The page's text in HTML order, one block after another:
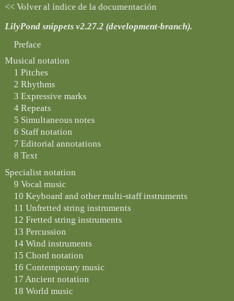
<< Volver al índice de la documentación
LilyPond snippets v2.27.2 (development-branch).
Preface
Musical notation
1 Pitches
2 Rhythms
3 Expressive marks
4 Repeats
5 Simultaneous notes
6 Staff notation
7 Editorial annotations
8 Text
Specialist notation
9 Vocal music
10 Keyboard and other multi-staff instruments
11 Unfretted string instruments
12 Fretted string instruments
13 Percussion
14 Wind instruments
15 Chord notation
16 Contemporary music
17 Ancient notation
18 World music